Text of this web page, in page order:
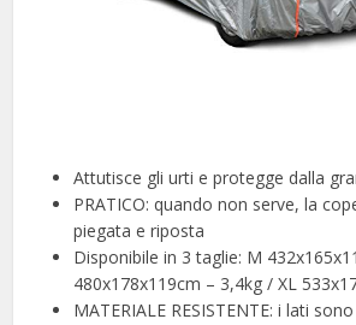
Attutisce gli urti e protegge dalla
PRATICO: quando non serve, la
piegata e riposta
Disponibile in 3 taglie: M
480x178x119cm – 3,4kg / XL
MATERIALE RESISTENTE: i lati